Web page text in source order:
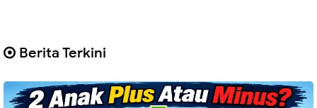
Berita Terkini